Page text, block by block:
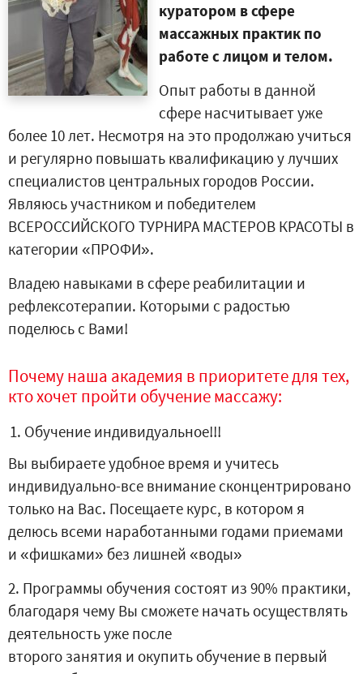
куратором в сфере
массажных практик по
работе с лицом и телом.
Опыт работы в данной
сфере насчитывает уже
более 10 лет. Несмотря на это продолжаю учиться
и регулярно повышать квалификацию у лучших
специалистов центральных городов России.
Являюсь участником и победителем
ВСЕРОССИЙСКОГО ТУРНИРА МАСТЕРОВ КРАСОТЫ в
категории «ПРОФИ».
Владею навыками в сфере реабилитации и
рефлексотерапии. Которыми с радостью
поделюсь с Вами!
Почему наша академия в приоритете для тех,
кто хочет пройти обучение массажу:
Обучение индивидуальное!!!
Вы выбираете удобное время и учитесь
индивидуально-все внимание сконцентрировано
только на Вас. Посещаете курс, в котором я
делюсь всеми наработанными годами приемами
и «фишками» без лишней «воды»
2. Программы обучения состоят из 90% практики,
благодаря чему Вы сможете начать осуществлять
деятельность уже после
второго занятия и окупить обучение в первый